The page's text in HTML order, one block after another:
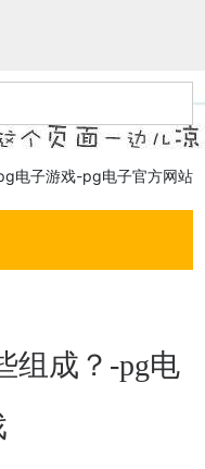
电子游戏-pg电子官方网站
组成？-pg电